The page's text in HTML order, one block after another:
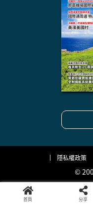
隱私權政策
©
首頁 分享